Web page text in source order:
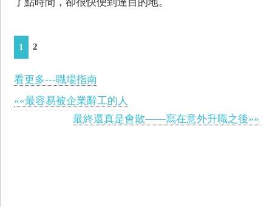
了點時間，卻很快便到達目的地。
1 2
看更多---職場指南
««最容易被企業辭工的人
最終還真是會散——寫在意外升職之後»»